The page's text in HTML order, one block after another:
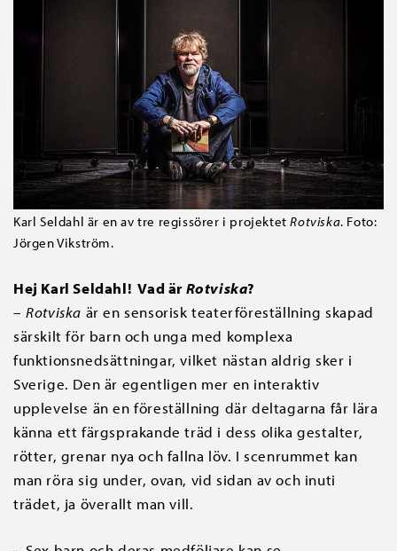
Karl Seldahl är en av tre regissörer i projektetRotviska. Foto:
Jörgen Vikström.
Hej Karl Seldahl! Vad ärRotviska?
–Rotviska är en sensorisk teaterföreställning skapad
särskilt för barn och unga med komplexa
funktionsnedsättningar, vilket nästan aldrig sker i
Sverige. Den är egentligen mer en interaktiv
upplevelse än en föreställning där deltagarna får lära
känna ett färgsprakande träd i dess olika gestalter,
rötter, grenar nya och fallna löv. I scenrummet kan
man röra sig under, ovan, vid sidan av och inuti
trädet, ja överallt man vill.